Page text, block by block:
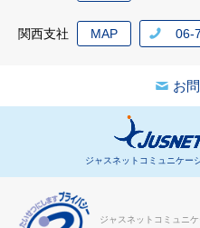
関西支社 MAP 06-
お
ジャスネットコミュニケー
ジャスネットコミュニ